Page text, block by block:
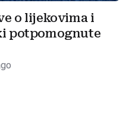
o lijekovima i
potpomognute